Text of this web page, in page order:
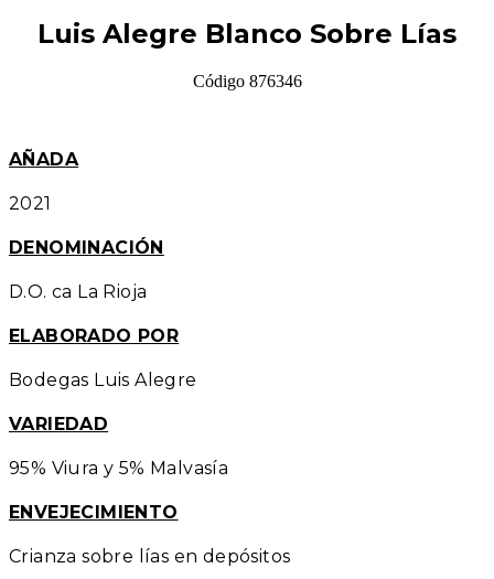
Luis Alegre Blanco Sobre Lías
Código 876346
AÑADA
2021
DENOMINACIÓN
D.O. ca La Rioja
ELABORADO POR
Bodegas Luis Alegre
VARIEDAD
95% Viura y 5% Malvasía
ENVEJECIMIENTO
Crianza sobre lías en depósitos